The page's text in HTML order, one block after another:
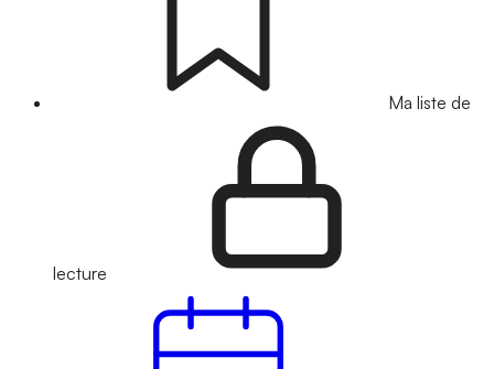
Ma liste de
lecture